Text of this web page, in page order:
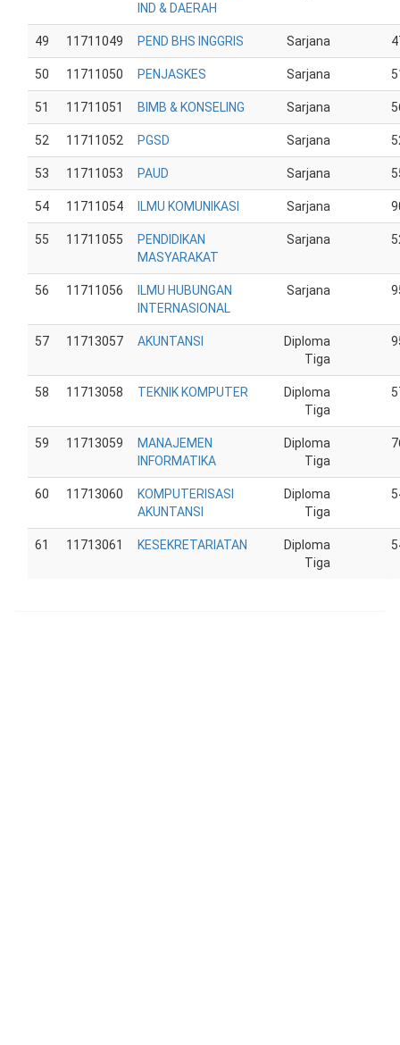
IND & DAERAH
49 11711049 PEND BHS INGGRIS Sarjana
50 11711050 PENJASKES Sarjana
51 11711051 BIMB & KONSELING Sarjana
52 11711052 PGSD Sarjana
53 11711053 PAUD Sarjana
54 11711054 ILMU KOMUNIKASI Sarjana
55 11711055
PENDIDIKAN
MASYARAKAT
Sarjana
56 11711056
ILMU HUBUNGAN
INTERNASIONAL
Sarjana
57 11713057 AKUNTANSI
Diploma
Tiga
58 11713058 TEKNIK KOMPUTER
Diploma
Tiga
59 11713059
MANAJEMEN
INFORMATIKA
Diploma
Tiga
60 11713060
KOMPUTERISASI
AKUNTANSI
Diploma
Tiga
61 11713061 KESEKRETARIATAN
Diploma
Tiga